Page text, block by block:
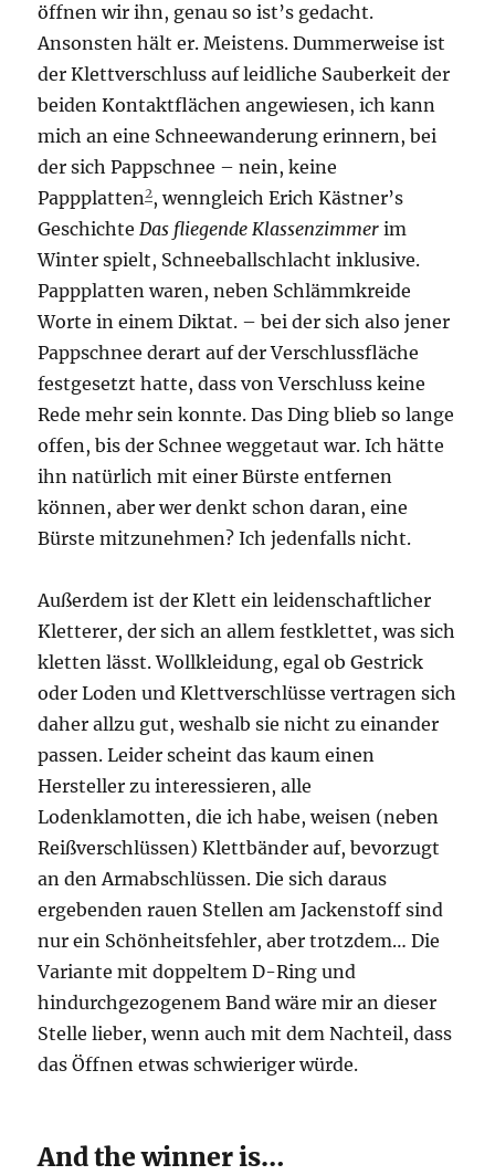
öffnen wir ihn, genau so ist’s gedacht.
Ansonsten hält er. Meistens. Dummerweise ist
der Klettverschluss auf leidliche Sauberkeit der
beiden Kontaktflächen angewiesen, ich kann
mich an eine Schneewanderung erinnern, bei
der sich Pappschnee – nein, keine
Pappplatten2, wenngleich Erich Kästner’s
GeschichteDas fliegende Klassenzimmer im
Winter spielt, Schneeballschlacht inklusive.
Pappplatten waren, neben Schlämmkreide
Worte in einem Diktat. – bei der sich also jener
Pappschnee derart auf der Verschlussfläche
festgesetzt hatte, dass von Verschluss keine
Rede mehr sein konnte. Das Ding blieb so lange
offen, bis der Schnee weggetaut war. Ich hätte
ihn natürlich mit einer Bürste entfernen
können, aber wer denkt schon daran, eine
Bürste mitzunehmen? Ich jedenfalls nicht.
Außerdem ist der Klett ein leidenschaftlicher
Kletterer, der sich an allem festklettet, was sich
kletten lässt. Wollkleidung, egal ob Gestrick
oder Loden und Klettverschlüsse vertragen sich
daher allzu gut, weshalb sie nicht zu einander
passen. Leider scheint das kaum einen
Hersteller zu interessieren, alle
Lodenklamotten, die ich habe, weisen (neben
Reißverschlüssen) Klettbänder auf, bevorzugt
an den Armabschlüssen. Die sich daraus
ergebenden rauen Stellen am Jackenstoff sind
nur ein Schönheitsfehler, aber trotzdem… Die
Variante mit doppeltem D-Ring und
hindurchgezogenem Band wäre mir an dieser
Stelle lieber, wenn auch mit dem Nachteil, dass
das Öffnen etwas schwieriger würde.
And the winner is…